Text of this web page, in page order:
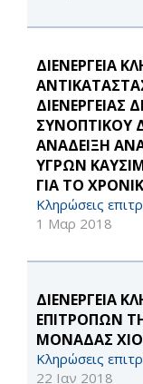
ΔΙΕΝΕΡΓΕΙΑ
ΔΙΕΝΕΡΓΕΙΑΣ
ΣΥΝΟΠΤΙΚΟΥ
ΑΝΑΔΕΙΞΗ
ΥΓΡΩΝ
ΓΙΑ ΤΟ
Κληρώσεις
1 Μαρ 2018
ΔΙΕΝΕΡΓΕΙΑ
ΕΠΙΤΡΟΠΩΝ
ΜΟΝΑΔΑΣ
Κληρώσεις
22 Ιαν 2018